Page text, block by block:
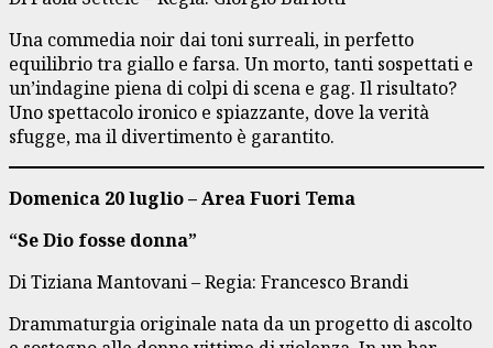
Una commedia noir dai toni surreali, in perfetto
equilibrio tra giallo e farsa. Un morto, tanti sospettati e
un’indagine piena di colpi di scena e gag. Il risultato?
Uno spettacolo ironico e spiazzante, dove la verità
sfugge, ma il divertimento è garantito.
Domenica 20 luglio – Area Fuori Tema
“Se Dio fosse donna”
Di Tiziana Mantovani – Regia: Francesco Brandi
Drammaturgia originale nata da un progetto di ascolto